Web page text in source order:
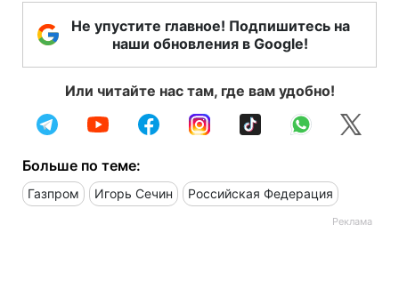
Не упустите главное! Подпишитесь на
наши обновления в Google!
Или читайте нас там, где вам удобно!
Больше по теме:
Газпром Игорь Сечин Российская Федерация